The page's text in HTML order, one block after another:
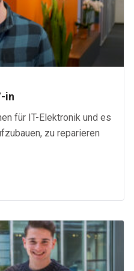
in
für IT-Elektronik und es
zu reparieren